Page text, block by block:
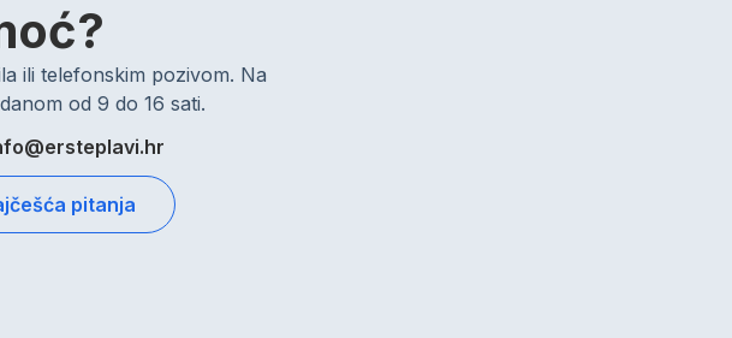
ili telefonskim pozivom. Na
od 9 do 16 sati.
pitanja